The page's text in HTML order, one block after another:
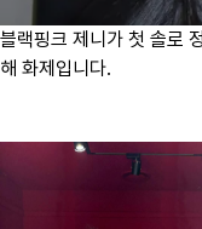
블랙핑크 제니가 첫 솔로
해 화제입니다.